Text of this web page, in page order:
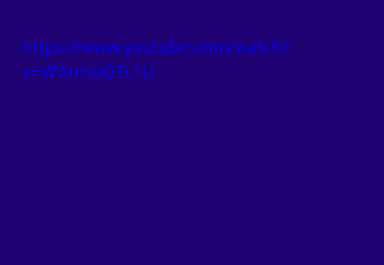
https://www.youtube.com/watch?
v=VFAnHoQ7L1U